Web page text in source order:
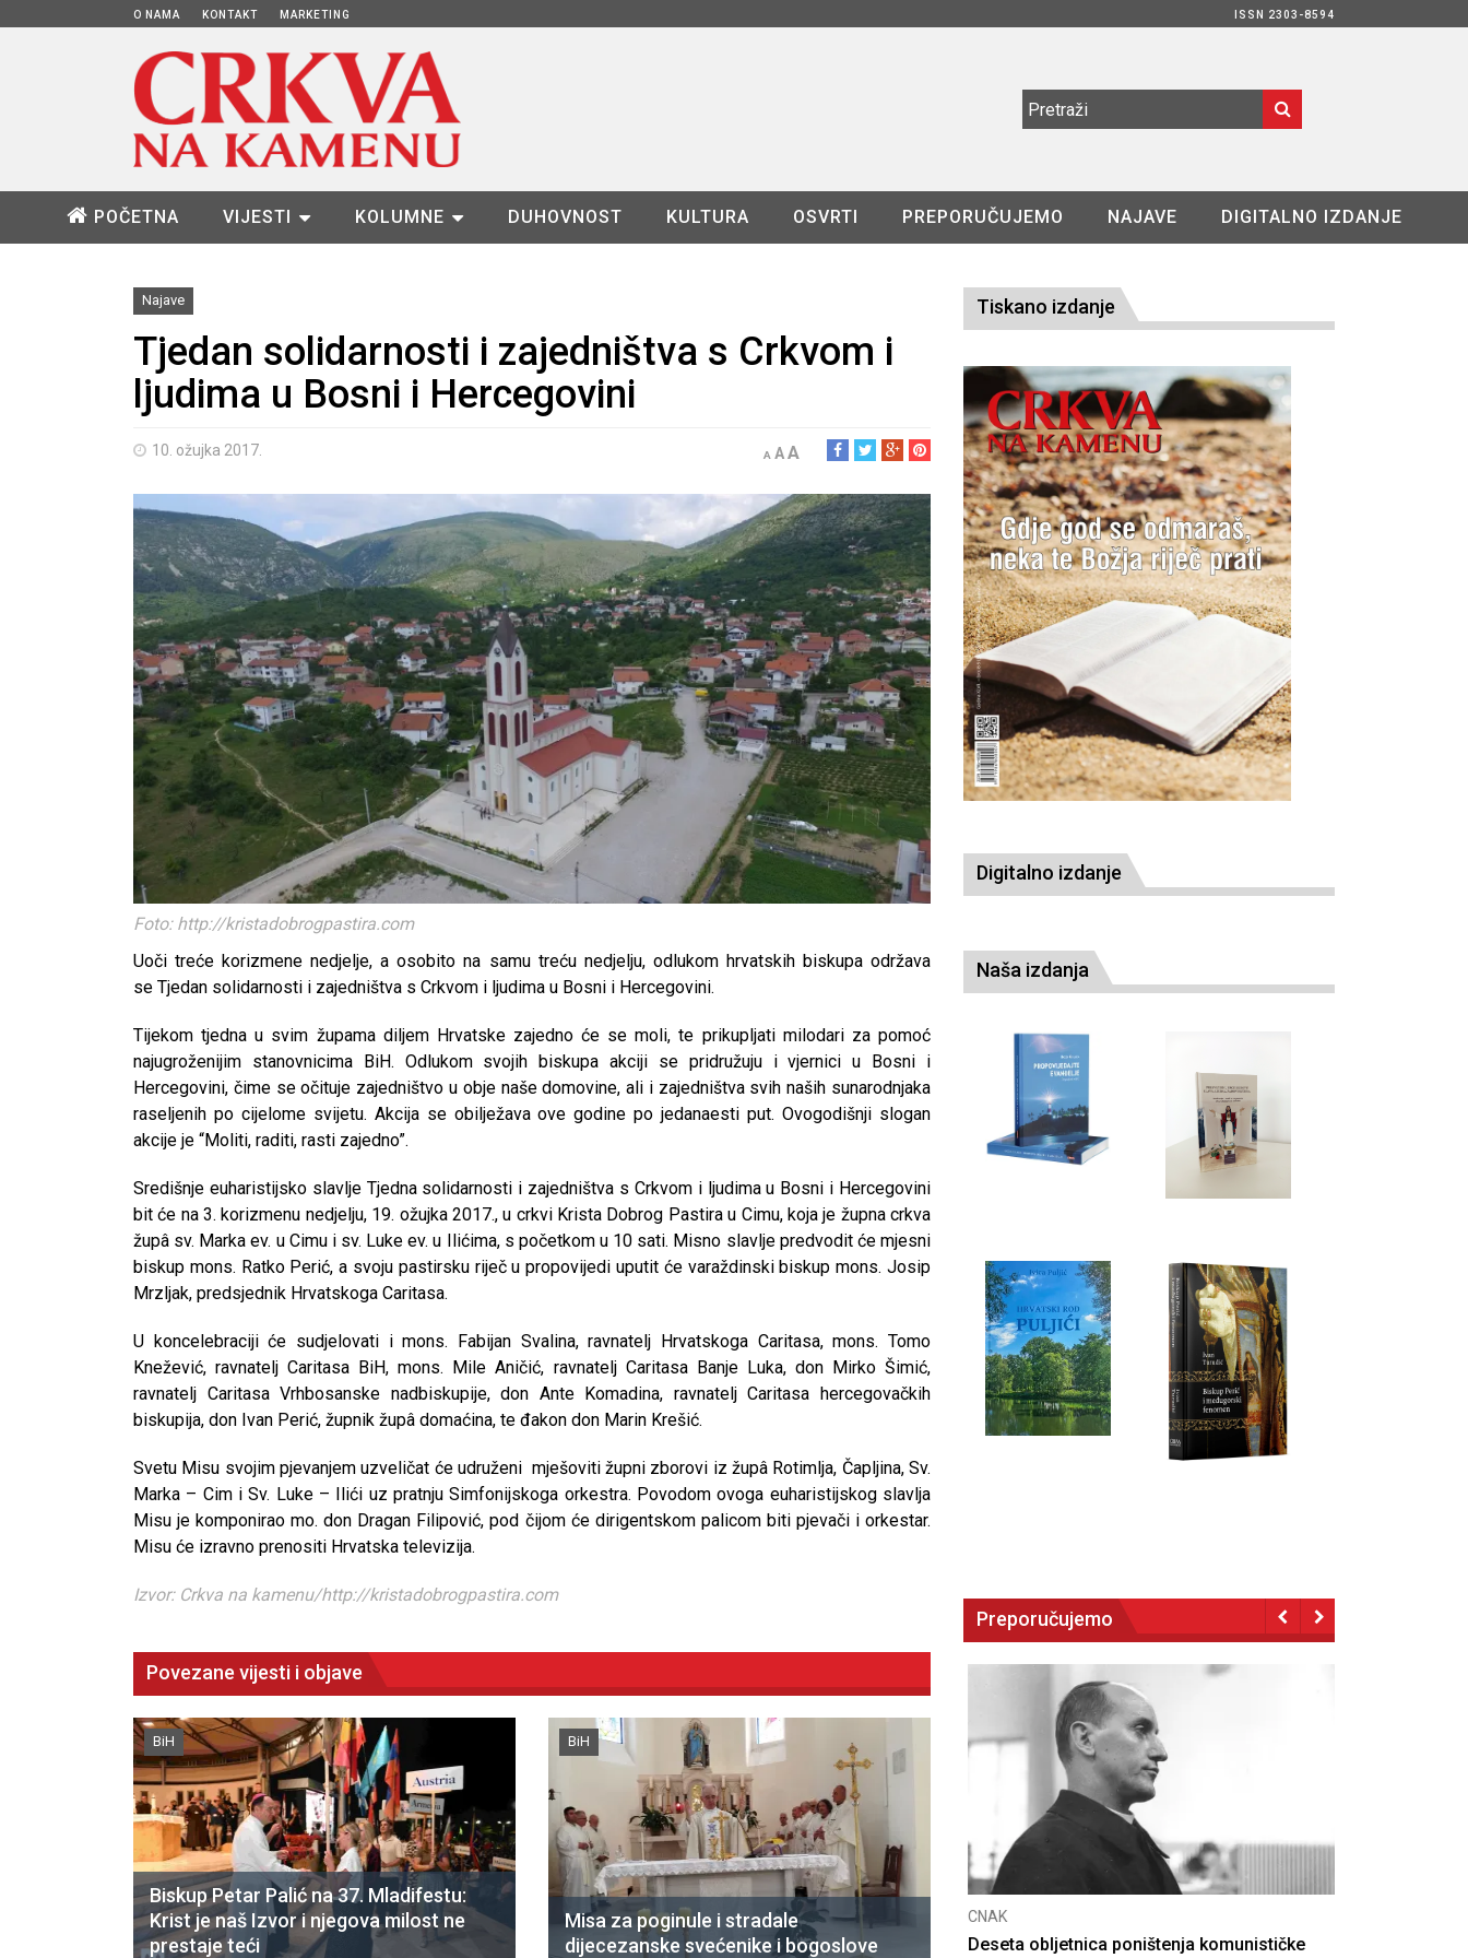
O NAMA KONTAKT MARKETING ISSN 2303-8594
POČETNA VIJESTI KOLUMNE DUHOVNOST KULTURA OSVRTI PREPORUČUJEMO NAJAVE DIGITALNO IZDANJE
Najave
Tjedan solidarnosti i zajedništva s Crkvom i
ljudima u Bosni i Hercegovini
10. ožujka 2017. A AA
Foto: http://kristadobrogpastira.com
Uoči treće korizmene nedjelje, a osobito na samu treću nedjelju, odlukom hrvatskih biskupa održava
se Tjedan solidarnosti i zajedništva s Crkvom i ljudima u Bosni i Hercegovini.
Tijekom tjedna u svim župama diljem Hrvatske zajedno će se moli, te prikupljati milodari za pomoć
najugroženijim stanovnicima BiH. Odlukom svojih biskupa akciji se pridružuju i vjernici u Bosni i
Hercegovini, čime se očituje zajedništvo u obje naše domovine, ali i zajedništva svih naših sunarodnjaka
raseljenih po cijelome svijetu. Akcija se obilježava ove godine po jedanaesti put. Ovogodišnji slogan
akcije je “Moliti, raditi, rasti zajedno”.
Središnje euharistijsko slavlje Tjedna solidarnosti i zajedništva s Crkvom i ljudima u Bosni i Hercegovini
bit će na 3. korizmenu nedjelju, 19. ožujka 2017., u crkvi Krista Dobrog Pastira u Cimu, koja je župna crkva
župâ sv. Marka ev. u Cimu i sv. Luke ev. u Ilićima, s početkom u 10 sati. Misno slavlje predvodit će mjesni
biskup mons. Ratko Perić, a svoju pastirsku riječ u propovijedi uputit će varaždinski biskup mons. Josip
Mrzljak, predsjednik Hrvatskoga Caritasa.
U koncelebraciji će sudjelovati i mons. Fabijan Svalina, ravnatelj Hrvatskoga Caritasa, mons. Tomo
Knežević, ravnatelj Caritasa BiH, mons. Mile Aničić, ravnatelj Caritasa Banje Luka, don Mirko Šimić,
ravnatelj Caritasa Vrhbosanske nadbiskupije, don Ante Komadina, ravnatelj Caritasa hercegovačkih
biskupija, don Ivan Perić, župnik župâ domaćina, te đakon don Marin Krešić.
Svetu Misu svojim pjevanjem uzveličat će udruženi mješoviti župni zborovi iz župâ Rotimlja, Čapljina, Sv.
Marka – Cim i Sv. Luke – Ilići uz pratnju Simfonijskoga orkestra. Povodom ovoga euharistijskog slavlja
Misu je komponirao mo. don Dragan Filipović, pod čijom će dirigentskom palicom biti pjevači i orkestar.
Misu će izravno prenositi Hrvatska televizija.
Izvor: Crkva na kamenu/http://kristadobrogpastira.com
Povezane vijesti i objave
BiH
Biskup Petar Palić na 37. Mladifestu:
Krist je naš Izvor i njegova milost ne
prestaje teći
BiH
Misa za poginule i stradale
dijecezanske svećenike i bogoslove
Tiskano izdanje
Digitalno izdanje
Naša izdanja
Preporučujemo
CNAK
Kad se nasilje pretvara u optužnicu
CNAK
Smrtovdan nadbiskupa Petra Čule
CNAK
Deseta obljetnica poništenja komunističke